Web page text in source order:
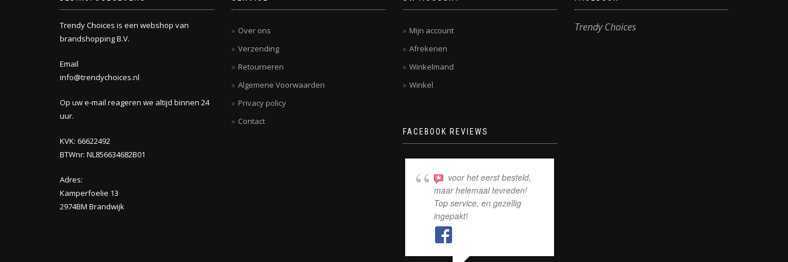
Trendy Choices is een webshop van
brandshopping B.V.
Email
info@trendychoices.nl
Op uw e-mail reageren we altijd binnen 24
uur.
KVK: 66622492
BTWnr: NL856634682B01
Adres:
Kamperfoelie 13
2974BM Brandwijk
Over ons
Verzending
Retourneren
Algemene Voorwaarden
Privacy policy
Contact
Mijn account
Afrekenen
Winkelmand
Winkel
FACEBOOK REVIEWS
voor het eerst besteld,
maar helemaal tevreden!
Top service, en gezellig
ingepakt!
Trendy Choices